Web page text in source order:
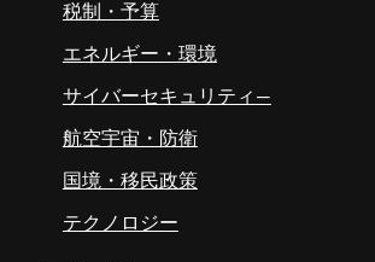
税制・予算
エネルギー・環境
サイバーセキュリティ―
航空宇宙・防衛
国境・移民政策
テクノロジー